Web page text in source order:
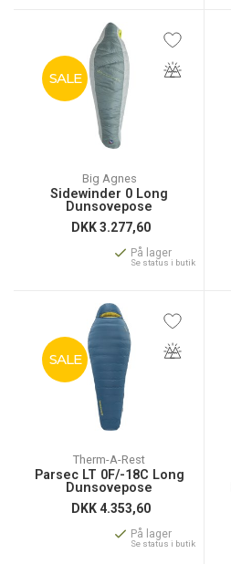
SALE
Big Agnes
Sidewinder 0 Long
Dunsovepose
DKK3.277,60
På lager
Se status i butik
SALE
Therm-A-Rest
Parsec LT 0F/-18C Long
Dunsovepose
DKK4.353,60
På lager
Se status i butik